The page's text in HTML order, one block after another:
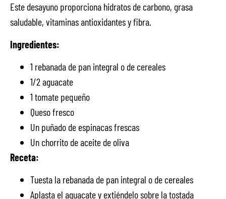
Este desayuno proporciona hidratos de carbono, grasa
saludable, vitaminas antioxidantes y fibra.
Ingredientes:
1 rebanada de pan integral o de cereales
1/2 aguacate
1 tomate pequeño
Queso fresco
Un puñado de espinacas frescas
Un chorrito de aceite de oliva
Receta:
Tuesta la rebanada de pan integral o de cereales
Aplasta el aguacate y extiéndelo sobre la tostada